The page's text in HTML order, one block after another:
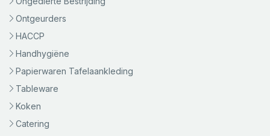
Ontgeurders
HACCP
Handhygiëne
Papierwaren Tafelaankleding
Tableware
Koken
Catering